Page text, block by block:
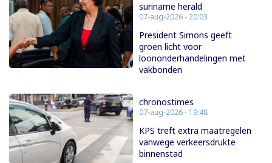
suriname herald
07-aug-2026 - 20:03
President Simons geeft
groen licht voor
loononderhandelingen met
vakbonden
chronostimes
07-aug-2026 - 19:48
KPS treft extra maatregelen
vanwege verkeersdrukte
binnenstad